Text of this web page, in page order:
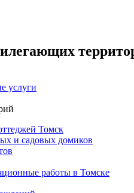
услуги
Томск
и садовых домиков
работы в Томске